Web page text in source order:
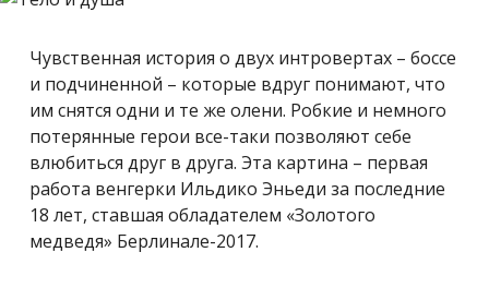
Чувственная история о двух интровертах – боссе
и подчиненной – которые вдруг понимают, что
им снятся одни и те же олени. Робкие и немного
потерянные герои все-таки позволяют себе
влюбиться друг в друга. Эта картина – первая
работа венгерки Ильдико Эньеди за последние
18 лет, ставшая обладателем «Золотого
медведя» Берлинале-2017.